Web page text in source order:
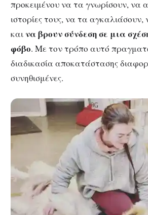
προκειμένου να τα γνωρίσουν, να
ιστορίες τους, να τα
καινα βρουν σύνδεση σε μια
φόβο. Με τον τρόπο αυτό
διαδικασία αποκατάστασης
συνηθισμένες.